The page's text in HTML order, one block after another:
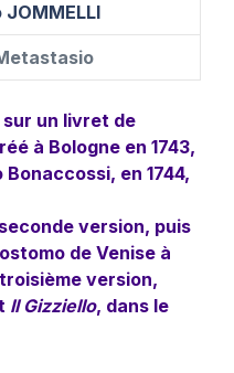
un livret de
à Bologne en 1743,
en 1744,
version, puis
de Venise à
version,
Il Gizziello, dans le